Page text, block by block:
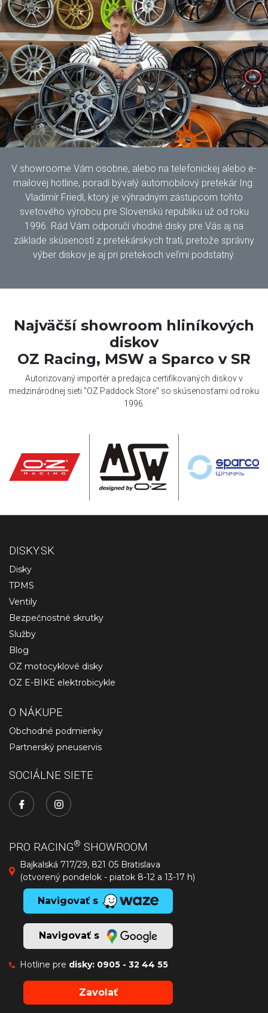
V showroome Vám osobne, alebo na telefonickej alebo e-
mailovej hotline, poradí bývalý automobilový pretekár Ing.
Vladimír Friedl, ktorý je výhradným zástupcom tohto
svetového výrobcu pre Slovenskú republiku už od roku
1996. Rád Vám odporučí vhodné disky pre Vás aj na
základe skúseností z pretekárskych tratí, pretože správny
výber diskov je aj pri pretekoch veľmi podstatný.
Najväčší showroom hliníkových
diskov
OZ Racing, MSW a Sparco v SR
Autorizovaný importér a predajca certifikovaných diskov v
medzinárodnej sieti "OZ Paddock Store" so skúsenosťami od roku
1996.
DISKY.SK
Disky
TPMS
Ventily
Bezpečnostné skrutky
Služby
Blog
OZ motocyklové disky
OZ E-BIKE elektrobicykle
O NÁKUPE
Obchodné podmienky
Partnerský pneuservis
SOCIÁLNE SIETE
PRO RACING® SHOWROOM
Bajkalská 717/29, 821 05 Bratislava
(otvorený pondelok - piatok 8-12 a 13-17 h)
Navigovať s
Navigovať s
Hotline pre disky: 0905 - 32 44 55
Zavolať